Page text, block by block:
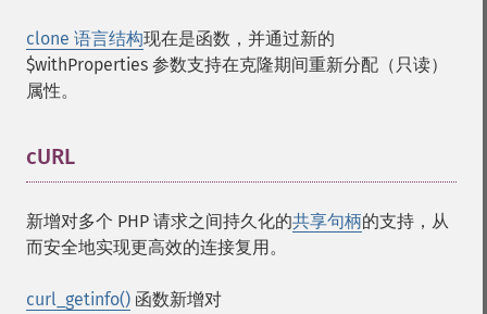
clone 语言结构现在是函数，并通过新的
$withProperties 参数支持在克隆期间重新分配（只读）
属性。
cURL
新增对多个 PHP 请求之间持久化的共享句柄的支持，从
而安全地实现更高效的连接复用。
curl_getinfo() 函数新增对